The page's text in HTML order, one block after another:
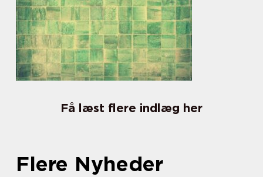
Få læst flere indlæg her
Flere Nyheder